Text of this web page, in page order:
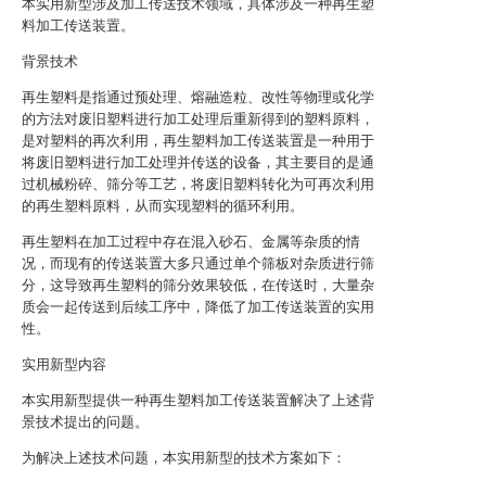
本实用新型涉及加工传送技术领域，具体涉及一种再生塑
料加工传送装置。
背景技术
再生塑料是指通过预处理、熔融造粒、改性等物理或化学
的方法对废旧塑料进行加工处理后重新得到的塑料原料，
是对塑料的再次利用，再生塑料加工传送装置是一种用于
将废旧塑料进行加工处理并传送的设备，其主要目的是通
过机械粉碎、筛分等工艺，将废旧塑料转化为可再次利用
的再生塑料原料，从而实现塑料的循环利用。
再生塑料在加工过程中存在混入砂石、金属等杂质的情
况，而现有的传送装置大多只通过单个筛板对杂质进行筛
分，这导致再生塑料的筛分效果较低，在传送时，大量杂
质会一起传送到后续工序中，降低了加工传送装置的实用
性。
实用新型内容
本实用新型提供一种再生塑料加工传送装置解决了上述背
景技术提出的问题。
为解决上述技术问题，本实用新型的技术方案如下：